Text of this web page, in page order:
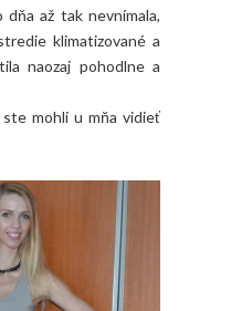
až tak nevnímala,
klimatizované a
naozaj pohodlne a
mohli u mňa vidieť